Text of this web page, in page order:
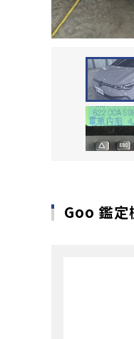
Goo 鑑定